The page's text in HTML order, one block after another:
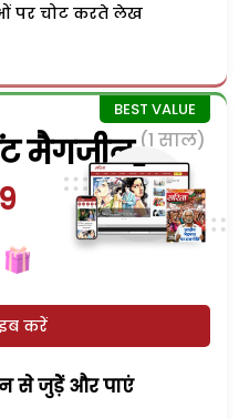
पर चोट करते लेख
मैगजीन (1 साल)
करें
से जुड़ेें और पाएं